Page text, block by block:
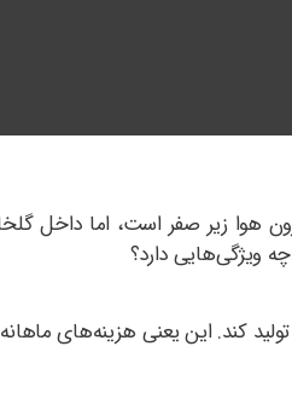
هوا زیر صفر است، اما داخل
ویژگی‌هایی دارد؟
کند. این یعنی هزینه‌های